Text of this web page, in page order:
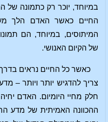
במיוחד, יוכר רק כתמונה של
החיים כאשר האדם הלך
המיתוסים, במיוחד, הם
של הקיום האנושי.
כאשר כל החיים נראים
צריך להדגיש יותר ויותר –
חלק מחיי היומיום. האדם
ההכוונה האמיתית של מדע